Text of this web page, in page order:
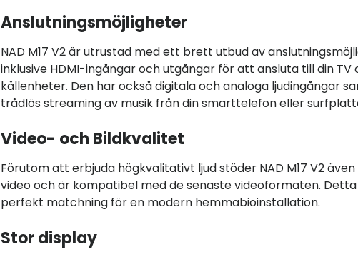
Anslutningsmöjligheter
NAD M17 V2 är utrustad med ett brett utbud av
inklusive HDMI-ingångar och utgångar för att ansluta till din TV
källenheter. Den har också digitala och analoga ljudingångar
trådlös streaming av musik från din smarttelefon eller
Video- och Bildkvalitet
Förutom att erbjuda högkvalitativt ljud stöder NAD M17 V2
video och är kompatibel med de senaste videoformaten.
perfekt matchning för en modern hemmabioinstallation.
Stor display